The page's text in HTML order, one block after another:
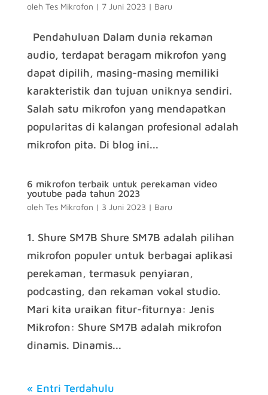
oleh Tes Mikrofon | 7 Juni 2023 | Baru
Pendahuluan Dalam dunia rekaman
audio, terdapat beragam mikrofon yang
dapat dipilih, masing-masing memiliki
karakteristik dan tujuan uniknya sendiri.
Salah satu mikrofon yang mendapatkan
popularitas di kalangan profesional adalah
mikrofon pita. Di blog ini...
6 mikrofon terbaik untuk perekaman video
youtube pada tahun 2023
oleh Tes Mikrofon | 3 Juni 2023 | Baru
1. Shure SM7B Shure SM7B adalah pilihan
mikrofon populer untuk berbagai aplikasi
perekaman, termasuk penyiaran,
podcasting, dan rekaman vokal studio.
Mari kita uraikan fitur-fiturnya: Jenis
Mikrofon: Shure SM7B adalah mikrofon
dinamis. Dinamis...
« Entri Terdahulu